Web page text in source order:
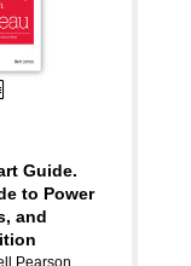
Guide.
to Power
and
Pearson,